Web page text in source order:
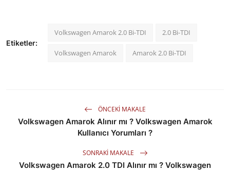
Etiketler:
Volkswagen Amarok 2.0 Bi-TDI 2.0 Bi-TDI
Volkswagen Amarok Amarok 2.0 Bi-TDI
ÖNCEKI MAKALE
Volkswagen Amarok Alınır mı ? Volkswagen Amarok
Kullanıcı Yorumları ?
SONRAKI MAKALE
Volkswagen Amarok 2.0 TDI Alınır mı ? Volkswagen